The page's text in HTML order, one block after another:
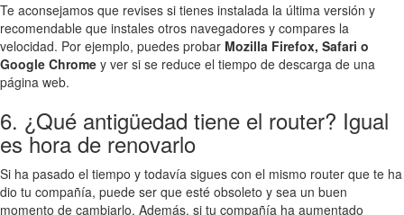
Te aconsejamos que revises si tienes instalada la última versión y
recomendable que instales otros navegadores y compares la
velocidad. Por ejemplo, puedes probar Mozilla Firefox, Safari o
Google Chrome y ver si se reduce el tiempo de descarga de una
página web.
6. ¿Qué antigüedad tiene el router? Igual
es hora de renovarlo
Si ha pasado el tiempo y todavía sigues con el mismo router que te ha
dio tu compañía, puede ser que esté obsoleto y sea un buen
momento de cambiarlo. Además, si tu compañía ha aumentado